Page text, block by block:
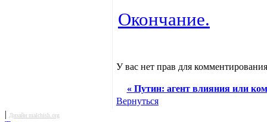
Окончание.
У вас нет прав для
« Путин: агент влияния или
Вернуться
| Дизайн malchish.org